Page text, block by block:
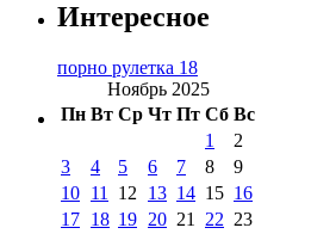
Интересное
порно рулетка 18
Ноябрь 2025
Пн Вт Ср Чт Пт Сб Вс
1
2
3
4 5 6 7 8
9
10 11 12 13 14 15 16
17 18 19 20 21 22 23